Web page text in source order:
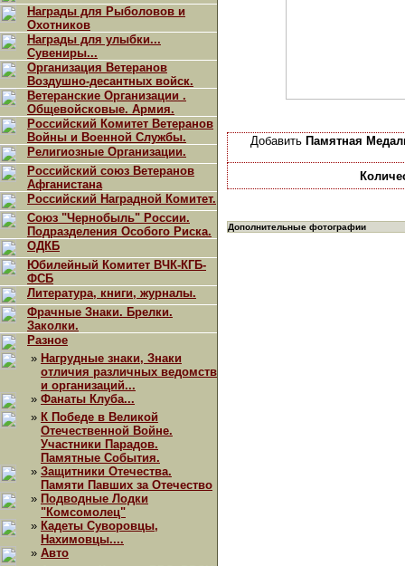
Награды для Рыболовов и
Охотников
Награды для улыбки...
Сувениры...
Организация Ветеранов
Воздушно-десантных войск.
Ветеранские Организации .
Общевойсковые. Армия.
Российский Комитет Ветеранов
Войны и Военной Службы.
Религиозные Организации.
Российский союз Ветеранов
Афганистана
Российский Наградной Комитет.
Союз "Чернобыль" России.
Подразделения Особого Риска.
ОДКБ
Юбилейный Комитет ВЧК-КГБ-
ФСБ
Литература, книги, журналы.
Фрачные Знаки. Брелки.
Заколки.
Разное
» Нагрудные знаки, Знаки
отличия различных ведомств
и организаций...
» Фанаты Клуба...
» К Победе в Великой
Отечественной Войне.
Участники Парадов.
Памятные События.
» Защитники Отечества.
Памяти Павших за Отечество
» Подводные Лодки
"Комсомолец"
» Кадеты Суворовцы,
Нахимовцы....
» Авто
Добавить Памятная
Дополнительные фотографии